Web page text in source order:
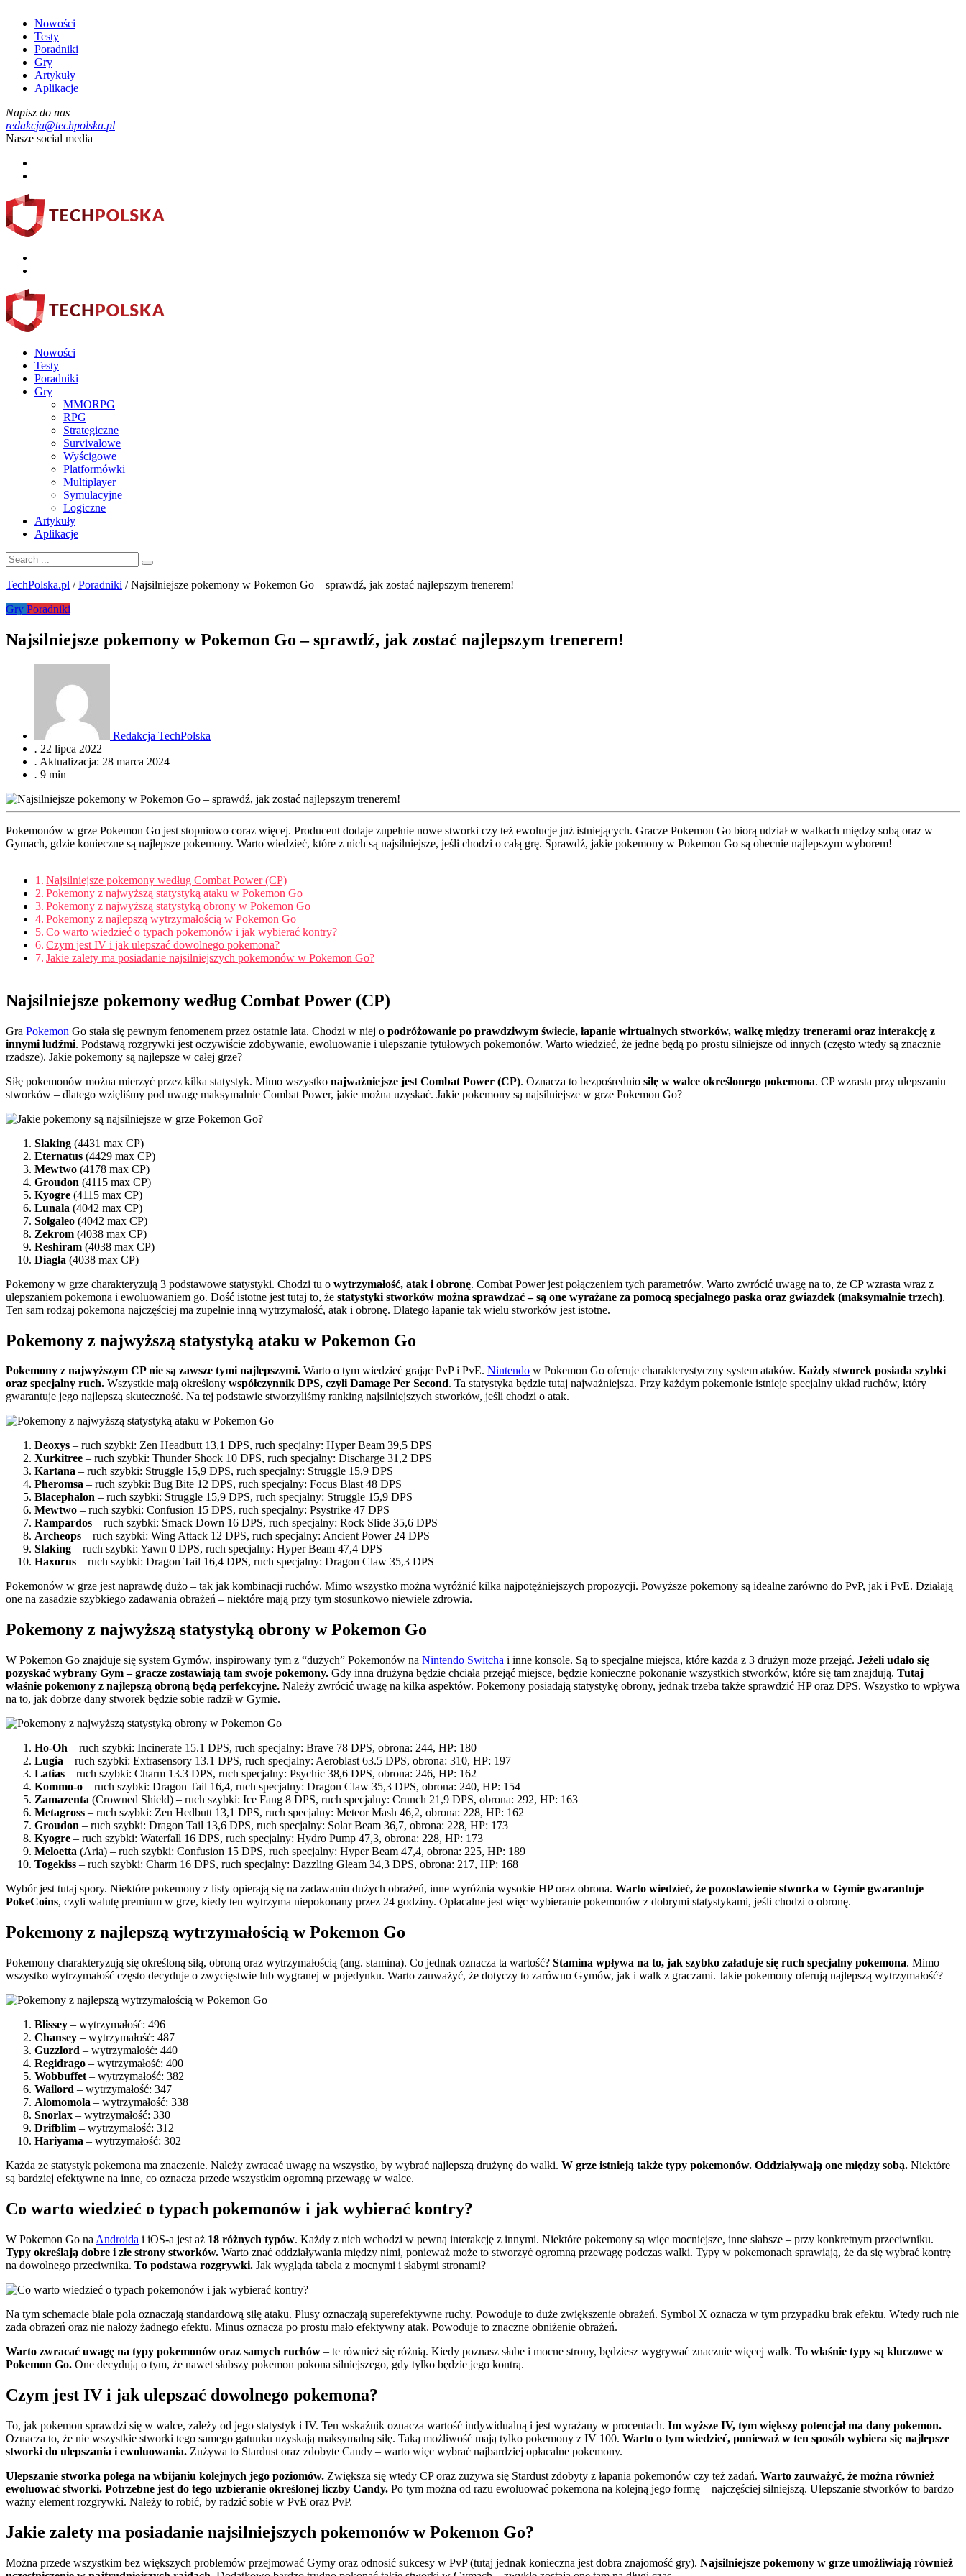
Nowości
Testy
Poradniki
Gry
Artykuły
Aplikacje
Napisz do nas
redakcja@techpolska.pl
Nasze social media
Nowości
Testy
Poradniki
Gry
MMORPG
RPG
Strategiczne
Survivalowe
Wyścigowe
Platformówki
Multiplayer
Symulacyjne
Logiczne
Artykuły
Aplikacje
TechPolska.pl /Poradniki /Najsilniejsze pokemony w Pokemon Go – sprawdź, jak zostać najlepszym trenerem!
Gry Poradniki
Najsilniejsze pokemony w Pokemon Go – sprawdź, jak zostać najlepszym trenerem!
Redakcja TechPolska
. 22 lipca 2022
. Aktualizacja: 28 marca 2024
. 9 min
Pokemonów w grze Pokemon Go jest stopniowo coraz więcej. Producent dodaje zupełnie nowe stworki czy też ewolucje już istniejących. Gracze Pokemon Go biorą udział w walkach między sobą oraz w
Gymach, gdzie konieczne są najlepsze pokemony. Warto wiedzieć, które z nich są najsilniejsze, jeśli chodzi o całą grę. Sprawdź, jakie pokemony w Pokemon Go są obecnie najlepszym wyborem!
Najsilniejsze pokemony według Combat Power (CP)
Pokemony z najwyższą statystyką ataku w Pokemon Go
Pokemony z najwyższą statystyką obrony w Pokemon Go
Pokemony z najlepszą wytrzymałością w Pokemon Go
Co warto wiedzieć o typach pokemonów i jak wybierać kontry?
Czym jest IV i jak ulepszać dowolnego pokemona?
Jakie zalety ma posiadanie najsilniejszych pokemonów w Pokemon Go?
Najsilniejsze pokemony według Combat Power (CP)
Gra Pokemon Go stała się pewnym fenomenem przez ostatnie lata. Chodzi w niej o podróżowanie po prawdziwym świecie, łapanie wirtualnych stworków, walkę między trenerami oraz interakcję z
innymi ludźmi. Podstawą rozgrywki jest oczywiście zdobywanie, ewoluowanie i ulepszanie tytułowych pokemonów. Warto wiedzieć, że jedne będą po prostu silniejsze od innych (często wtedy są znacznie
rzadsze). Jakie pokemony są najlepsze w całej grze?
Siłę pokemonów można mierzyć przez kilka statystyk. Mimo wszystko najważniejsze jest Combat Power (CP). Oznacza to bezpośrednio siłę w walce określonego pokemona. CP wzrasta przy ulepszaniu
stworków – dlatego wzięliśmy pod uwagę maksymalnie Combat Power, jakie można uzyskać. Jakie pokemony są najsilniejsze w grze Pokemon Go?
Slaking (4431 max CP)
Eternatus (4429 max CP)
Mewtwo (4178 max CP)
Groudon (4115 max CP)
Kyogre (4115 max CP)
Lunala (4042 max CP)
Solgaleo (4042 max CP)
Zekrom (4038 max CP)
Reshiram (4038 max CP)
Diagla (4038 max CP)
Pokemony w grze charakteryzują 3 podstawowe statystyki. Chodzi tu o wytrzymałość, atak i obronę. Combat Power jest połączeniem tych parametrów. Warto zwrócić uwagę na to, że CP wzrasta wraz z
ulepszaniem pokemona i ewoluowaniem go. Dość istotne jest tutaj to, że statystyki stworków można sprawdzać – są one wyrażane za pomocą specjalnego paska oraz gwiazdek (maksymalnie trzech).
Ten sam rodzaj pokemona najczęściej ma zupełnie inną wytrzymałość, atak i obronę. Dlatego łapanie tak wielu stworków jest istotne.
Pokemony z najwyższą statystyką ataku w Pokemon Go
Pokemony z najwyższym CP nie są zawsze tymi najlepszymi. Warto o tym wiedzieć grając PvP i PvE. Nintendo w Pokemon Go oferuje charakterystyczny system ataków. Każdy stworek posiada szybki
oraz specjalny ruch. Wszystkie mają określony współczynnik DPS, czyli Damage Per Second. Ta statystyka będzie tutaj najważniejsza. Przy każdym pokemonie istnieje specjalny układ ruchów, który
gwarantuje jego najlepszą skuteczność. Na tej podstawie stworzyliśmy ranking najsilniejszych stworków, jeśli chodzi o atak.
Deoxys – ruch szybki: Zen Headbutt 13,1 DPS, ruch specjalny: Hyper Beam 39,5 DPS
Xurkitree – ruch szybki: Thunder Shock 10 DPS, ruch specjalny: Discharge 31,2 DPS
Kartana – ruch szybki: Struggle 15,9 DPS, ruch specjalny: Struggle 15,9 DPS
Pheromsa – ruch szybki: Bug Bite 12 DPS, ruch specjalny: Focus Blast 48 DPS
Blacephalon – ruch szybki: Struggle 15,9 DPS, ruch specjalny: Struggle 15,9 DPS
Mewtwo – ruch szybki: Confusion 15 DPS, ruch specjalny: Psystrike 47 DPS
Rampardos – ruch szybki: Smack Down 16 DPS, ruch specjalny: Rock Slide 35,6 DPS
Archeops – ruch szybki: Wing Attack 12 DPS, ruch specjalny: Ancient Power 24 DPS
Slaking – ruch szybki: Yawn 0 DPS, ruch specjalny: Hyper Beam 47,4 DPS
Haxorus – ruch szybki: Dragon Tail 16,4 DPS, ruch specjalny: Dragon Claw 35,3 DPS
Pokemonów w grze jest naprawdę dużo – tak jak kombinacji ruchów. Mimo wszystko można wyróżnić kilka najpotężniejszych propozycji. Powyższe pokemony są idealne zarówno do PvP, jak i PvE. Działają
one na zasadzie szybkiego zadawania obrażeń – niektóre mają przy tym stosunkowo niewiele zdrowia.
Pokemony z najwyższą statystyką obrony w Pokemon Go
W Pokemon Go znajduje się system Gymów, inspirowany tym z “dużych” Pokemonów na Nintendo Switcha i inne konsole. Są to specjalne miejsca, które każda z 3 drużyn może przejąć. Jeżeli udało się
pozyskać wybrany Gym – gracze zostawiają tam swoje pokemony. Gdy inna drużyna będzie chciała przejąć miejsce, będzie konieczne pokonanie wszystkich stworków, które się tam znajdują. Tutaj
właśnie pokemony z najlepszą obroną będą perfekcyjne. Należy zwrócić uwagę na kilka aspektów. Pokemony posiadają statystykę obrony, jednak trzeba także sprawdzić HP oraz DPS. Wszystko to wpływa
na to, jak dobrze dany stworek będzie sobie radził w Gymie.
Ho-Oh – ruch szybki: Incinerate 15.1 DPS, ruch specjalny: Brave 78 DPS, obrona: 244, HP: 180
Lugia – ruch szybki: Extrasensory 13.1 DPS, ruch specjalny: Aeroblast 63.5 DPS, obrona: 310, HP: 197
Latias – ruch szybki: Charm 13.3 DPS, ruch specjalny: Psychic 38,6 DPS, obrona: 246, HP: 162
Kommo-o – ruch szybki: Dragon Tail 16,4, ruch specjalny: Dragon Claw 35,3 DPS, obrona: 240, HP: 154
Zamazenta (Crowned Shield) – ruch szybki: Ice Fang 8 DPS, ruch specjalny: Crunch 21,9 DPS, obrona: 292, HP: 163
Metagross – ruch szybki: Zen Hedbutt 13,1 DPS, ruch specjalny: Meteor Mash 46,2, obrona: 228, HP: 162
Groudon – ruch szybki: Dragon Tail 13,6 DPS, ruch specjalny: Solar Beam 36,7, obrona: 228, HP: 173
Kyogre – ruch szybki: Waterfall 16 DPS, ruch specjalny: Hydro Pump 47,3, obrona: 228, HP: 173
Meloetta (Aria) – ruch szybki: Confusion 15 DPS, ruch specjalny: Hyper Beam 47,4, obrona: 225, HP: 189
Togekiss – ruch szybki: Charm 16 DPS, ruch specjalny: Dazzling Gleam 34,3 DPS, obrona: 217, HP: 168
Wybór jest tutaj spory. Niektóre pokemony z listy opierają się na zadawaniu dużych obrażeń, inne wyróżnia wysokie HP oraz obrona. Warto wiedzieć, że pozostawienie stworka w Gymie gwarantuje
PokeCoins, czyli walutę premium w grze, kiedy ten wytrzyma niepokonany przez 24 godziny. Opłacalne jest więc wybieranie pokemonów z dobrymi statystykami, jeśli chodzi o obronę.
Pokemony z najlepszą wytrzymałością w Pokemon Go
Pokemony charakteryzują się określoną siłą, obroną oraz wytrzymałością (ang. stamina). Co jednak oznacza ta wartość? Stamina wpływa na to, jak szybko załaduje się ruch specjalny pokemona. Mimo
wszystko wytrzymałość często decyduje o zwycięstwie lub wygranej w pojedynku. Warto zauważyć, że dotyczy to zarówno Gymów, jak i walk z graczami. Jakie pokemony oferują najlepszą wytrzymałość?
Blissey – wytrzymałość: 496
Chansey – wytrzymałość: 487
Guzzlord – wytrzymałość: 440
Regidrago – wytrzymałość: 400
Wobbuffet – wytrzymałość: 382
Wailord – wytrzymałość: 347
Alomomola – wytrzymałość: 338
Snorlax – wytrzymałość: 330
Drifblim – wytrzymałość: 312
Hariyama – wytrzymałość: 302
Każda ze statystyk pokemona ma znaczenie. Należy zwracać uwagę na wszystko, by wybrać najlepszą drużynę do walki. W grze istnieją także typy pokemonów. Oddziaływają one między sobą. Niektóre
są bardziej efektywne na inne, co oznacza przede wszystkim ogromną przewagę w walce.
Co warto wiedzieć o typach pokemonów i jak wybierać kontry?
W Pokemon Go na Androida i iOS-a jest aż 18 różnych typów. Każdy z nich wchodzi w pewną interakcję z innymi. Niektóre pokemony są więc mocniejsze, inne słabsze – przy konkretnym przeciwniku.
Typy określają dobre i złe strony stworków. Warto znać oddziaływania między nimi, ponieważ może to stworzyć ogromną przewagę podczas walki. Typy w pokemonach sprawiają, że da się wybrać kontrę
na dowolnego przeciwnika. To podstawa rozgrywki. Jak wygląda tabela z mocnymi i słabymi stronami?
Na tym schemacie białe pola oznaczają standardową siłę ataku. Plusy oznaczają superefektywne ruchy. Powoduje to duże zwiększenie obrażeń. Symbol X oznacza w tym przypadku brak efektu. Wtedy ruch nie
zada obrażeń oraz nie nałoży żadnego efektu. Minus oznacza po prostu mało efektywny atak. Powoduje to znaczne obniżenie obrażeń.
Warto zwracać uwagę na typy pokemonów oraz samych ruchów – te również się różnią. Kiedy poznasz słabe i mocne strony, będziesz wygrywać znacznie więcej walk. To właśnie typy są kluczowe w
Pokemon Go. One decydują o tym, że nawet słabszy pokemon pokona silniejszego, gdy tylko będzie jego kontrą.
Czym jest IV i jak ulepszać dowolnego pokemona?
To, jak pokemon sprawdzi się w walce, zależy od jego statystyk i IV. Ten wskaźnik oznacza wartość indywidualną i jest wyrażany w procentach. Im wyższe IV, tym większy potencjał ma dany pokemon.
Oznacza to, że nie wszystkie stworki tego samego gatunku uzyskają maksymalną siłę. Taką możliwość mają tylko pokemony z IV 100. Warto o tym wiedzieć, ponieważ w ten sposób wybiera się najlepsze
stworki do ulepszania i ewoluowania. Zużywa to Stardust oraz zdobyte Candy – warto więc wybrać najbardziej opłacalne pokemony.
Ulepszanie stworka polega na wbijaniu kolejnych jego poziomów. Zwiększa się wtedy CP oraz zużywa się Stardust zdobyty z łapania pokemonów czy też zadań. Warto zauważyć, że można również
ewoluować stworki. Potrzebne jest do tego uzbieranie określonej liczby Candy. Po tym można od razu ewoluować pokemona na kolejną jego formę – najczęściej silniejszą. Ulepszanie stworków to bardzo
ważny element rozgrywki. Należy to robić, by radzić sobie w PvE oraz PvP.
Jakie zalety ma posiadanie najsilniejszych pokemonów w Pokemon Go?
Można przede wszystkim bez większych problemów przejmować Gymy oraz odnosić sukcesy w PvP (tutaj jednak konieczna jest dobra znajomość gry). Najsilniejsze pokemony w grze umożliwiają również